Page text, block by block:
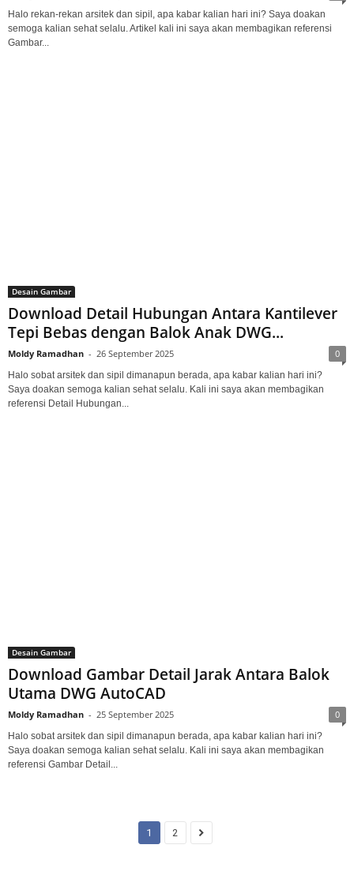
Halo rekan-rekan arsitek dan sipil, apa kabar kalian hari ini? Saya doakan
semoga kalian sehat selalu. Artikel kali ini saya akan membagikan referensi
Gambar...
Desain Gambar
Download Detail Hubungan Antara Kantilever
Tepi Bebas dengan Balok Anak DWG...
Moldy Ramadhan - 26 September 2025 0
Halo sobat arsitek dan sipil dimanapun berada, apa kabar kalian hari ini?
Saya doakan semoga kalian sehat selalu. Kali ini saya akan membagikan
referensi Detail Hubungan...
Desain Gambar
Download Gambar Detail Jarak Antara Balok
Utama DWG AutoCAD
Moldy Ramadhan - 25 September 2025 0
Halo sobat arsitek dan sipil dimanapun berada, apa kabar kalian hari ini?
Saya doakan semoga kalian sehat selalu. Kali ini saya akan membagikan
referensi Gambar Detail...
1 2